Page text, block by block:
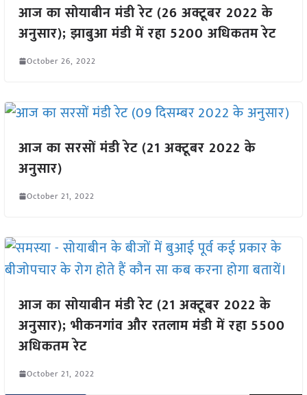
आज का सोयाबीन मंडी रेट (26 अक्टूबर 2022 के
अनुसार); झाबुआ मंडी में रहा 5200 अधिकतम रेट
October 26, 2022
आज का सरसों मंडी रेट (21 अक्टूबर 2022 के
अनुसार)
October 21, 2022
आज का सोयाबीन मंडी रेट (21 अक्टूबर 2022 के
अनुसार); भीकनगांव और रतलाम मंडी में रहा 5500
अधिकतम रेट
October 21, 2022